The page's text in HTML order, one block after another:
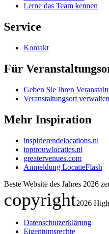
Lerne das Team kennen
Service
Kontakt
Für
Geben Sie Ihren
Veranstaltungsort verwalten
Mehr Inspiration
inspirierendelocations.nl
toptrouwlocaties.nl
greatervenues.com
Anmeldung LocatieFlash
Beste Website des Jahres 2026
copyright2026
Datenschutzerklärung
Eigentumsrechte